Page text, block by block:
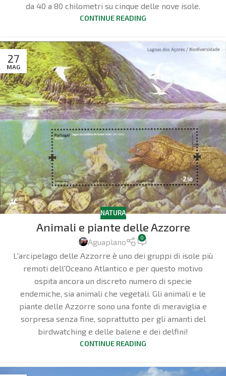
da 40 a 80 chilometri su cinque delle nove isole.
CONTINUE READING
27
MAG
NATURA
Animali e piante delle Azzorre
Aguaplano 0
L'arcipelago delle Azzorre è uno dei gruppi di isole più
remoti dell'Oceano Atlantico e per questo motivo
ospita ancora un discreto numero di specie
endemiche, sia animali che vegetali. Gli animali e le
piante delle Azzorre sono una fonte di meraviglia e
sorpresa senza fine, soprattutto per gli amanti del
birdwatching e delle balene e dei delfini!
CONTINUE READING